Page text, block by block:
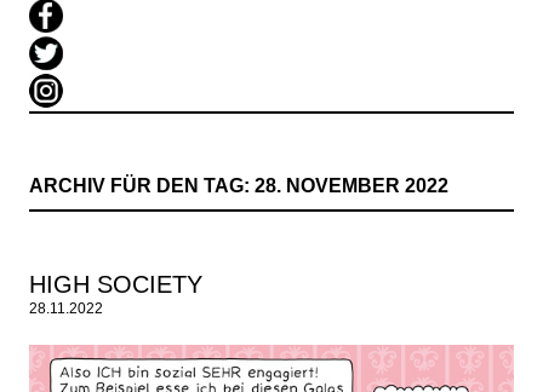
ARCHIV FÜR DEN TAG: 28. NOVEMBER 2022
HIGH SOCIETY
28.11.2022